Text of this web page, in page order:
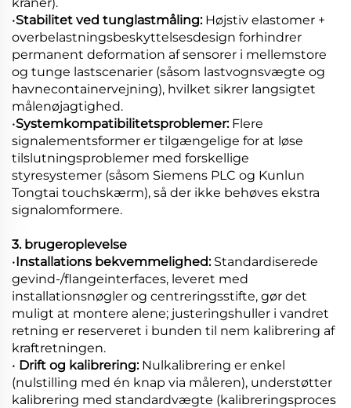
•Stabilitet ved tunglastmåling: Højstiv elastomer +
overbelastningsbeskyttelsesdesign forhindrer
permanent deformation af sensorer i mellemstore
og tunge lastscenarier (såsom lastvognsvægte og
havnecontainervejning), hvilket sikrer langsigtet
målenøjagtighed.
•Systemkompatibilitetsproblemer: Flere
signalementsformer er tilgængelige for at løse
tilslutningsproblemer med forskellige
styresystemer (såsom Siemens PLC og Kunlun
Tongtai touchskærm), så der ikke behøves ekstra
signalomformere.
3. brugeroplevelse
•Installations bekvemmelighed: Standardiserede
gevind-/flangeinterfaces, leveret med
installationsnøgler og centreringsstifte, gør det
muligt at montere alene; justeringshuller i vandret
retning er reserveret i bunden til nem kalibrering af
kraftretningen.
• Drift og kalibrering: Nulkalibrering er enkel
(nulstilling med én knap via måleren), understøtter
kalibrering med standardvægte (kalibreringsproces